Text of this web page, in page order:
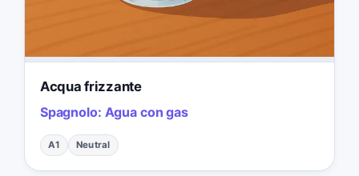
Acqua frizzante
Spagnolo: Agua con gas
A1 Neutral